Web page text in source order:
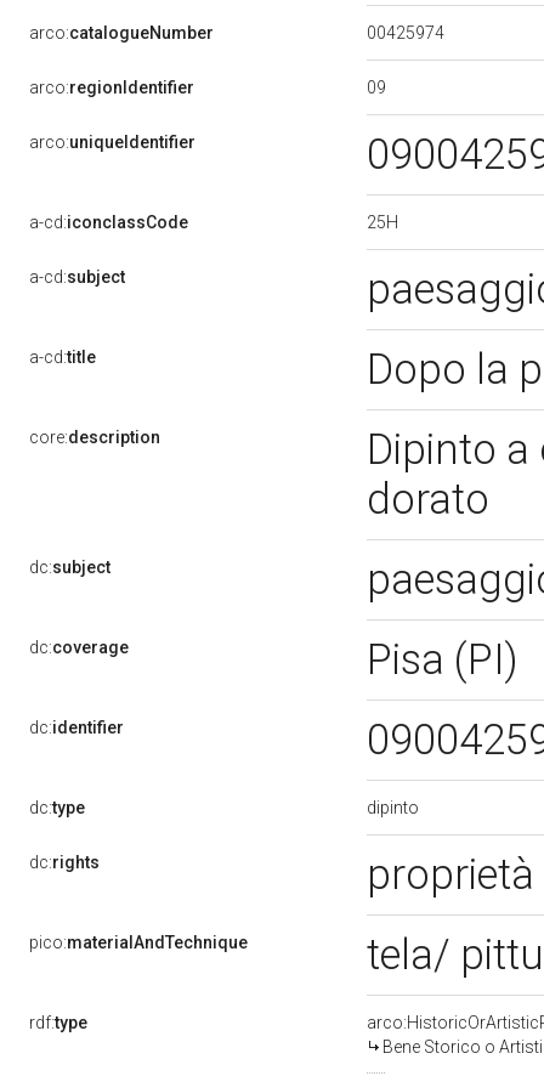
arco:catalogueNumber 00425974
arco:regionIdentifier 09
arco:uniqueIdentifier
a-cd:iconclassCode 25H
a-cd:subject
a-cd:title Dopo la
core:description
Dipinto
dorato
dc:subject
dc:coverage Pisa (PI)
dc:identifier
dc:type dipinto
dc:rights
pico:materialAndTechnique tela/
rdf:type
Bene Storico o